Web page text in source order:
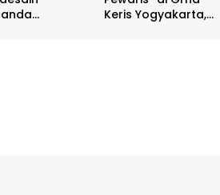
Keris Yogyakarta,